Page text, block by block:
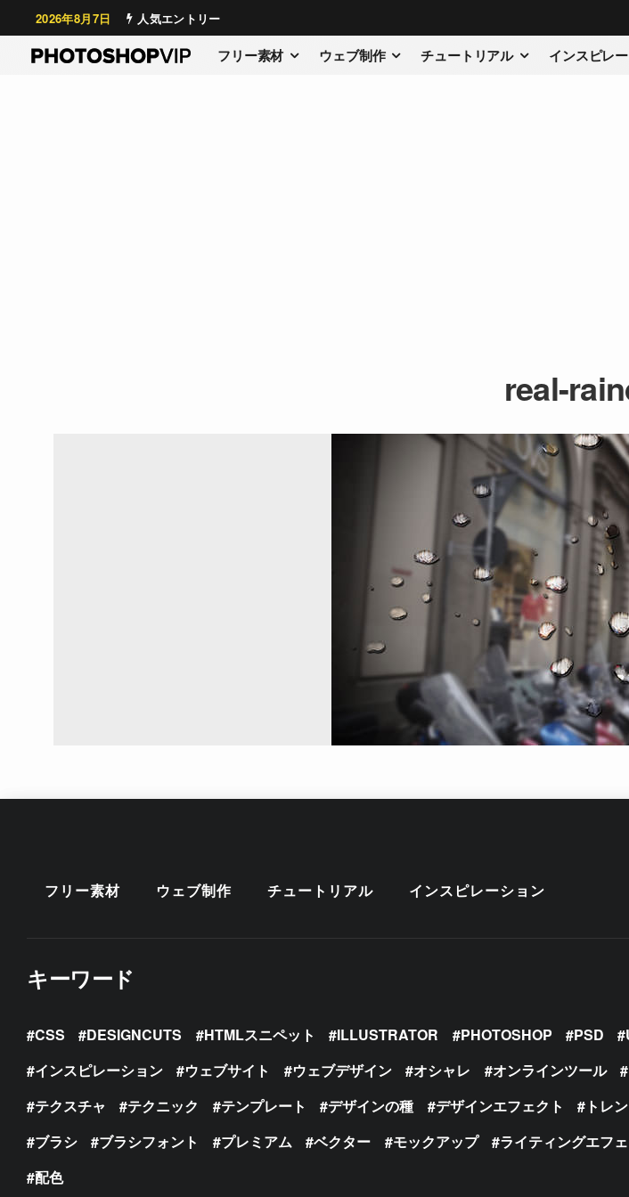
2026年8月7日 人気エントリー
フリー素材 ウェブ制作 チュートリアル インスピレ
real-
フリー素材 ウェブ制作 チュートリアル インスピレーション
キーワード
CSS DESIGNCUTS HTMLスニペット ILLUSTRATOR PHOTOSHOP PSD
インスピレーション
ウェブサイト ウェブデザイン オシャレ オンラインツール
テクスチャ
テクニック テンプレート デザインの種 デザインエフェクト トレ
ブラシ
ブラシフォント プレミアム ベクター モックアップ ライティングエフ
配色